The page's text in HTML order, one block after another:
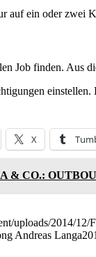
auf ein oder zwei
Job finden. Aus
X
& CO.:
uploads/2014/
Andreas Langa